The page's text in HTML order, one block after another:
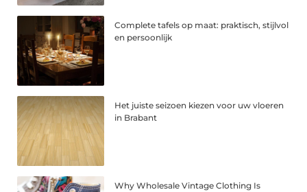
Complete tafels op maat: praktisch, stijlvol
en persoonlijk
Het juiste seizoen kiezen voor uw vloeren
in Brabant
Why Wholesale Vintage Clothing Is